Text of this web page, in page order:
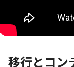
移行とコン